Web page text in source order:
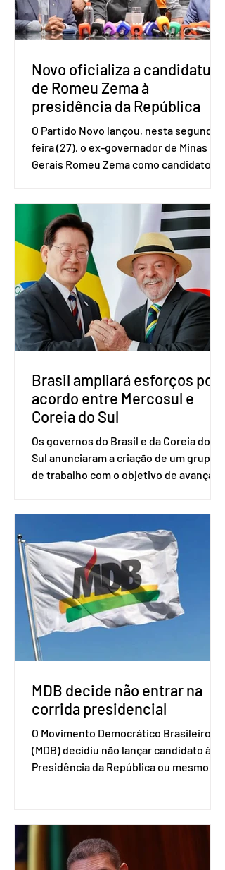
no quarto trimestre de 2025, os
empreendedores 60+ formalizados
atingiram o maior rendime
Novo oficializa a candidatura
de Romeu Zema à
presidência da República
O Partido Novo lançou, nesta segunda-
feira (27), o ex-governador de Minas
Gerais Romeu Zema como candidato à
Brasília. O Novo ainda não definiu quem
vai compor a chapa como candidato a
vice-presidente. A convenção contou
com a presença do presidente nacional
do partido, Eduardo Ribeiro, e do
senador Eduardo Girão, filiado ao Novo
desde fevereiro de 2023. Formado em
administração de empresas pela
Fundaç
Brasil ampliará esforços por
acordo entre Mercosul e
Coreia do Sul
Os governos do Brasil e da Coreia do
Sul anunciaram a criação de um grupo
de trabalho com o objetivo de avançar
Uruguai, além de outros países
associados. “Decidimos criar um grupo
de trabalho que vai identificar
sensibilidades dos dois lados e evitar
que elas sejam um empecilho para a
retomada das negociações de um
acordo do Mercosul com a Coreia”,
disse o presiden
MDB decide não entrar na
corrida presidencial
O Movimento Democrático Brasileiro
(MDB) decidiu não lançar candidato à
Presidência da República ou mesmo
decidiu liberar seus diretórios